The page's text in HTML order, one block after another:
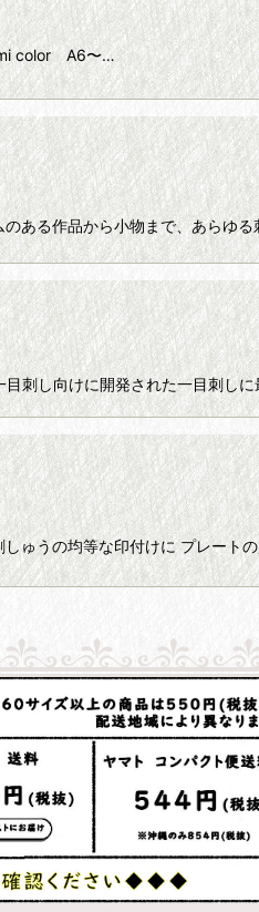
color A6〜…
ある作品から小物まで、あらゆ
し向けに開発された一目刺しに
うの均等な印付けに プレート